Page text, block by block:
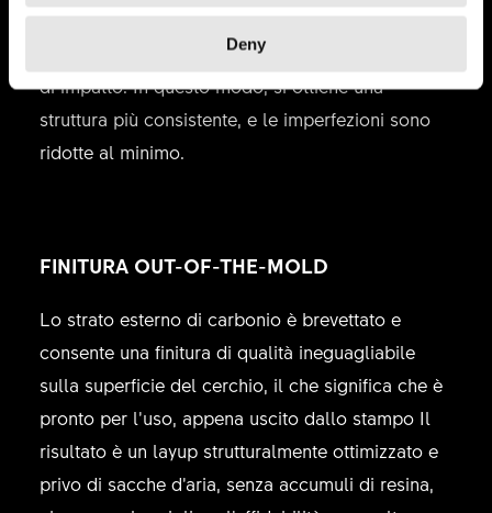
Deny
cui le fibre degli strati esterni non vengono
tagliate, mantenendo così fili continui nelle aree
di impatto. In questo modo, si ottiene una
struttura più consistente, e le imperfezioni sono
ridotte al minimo.
FINITURA OUT-OF-THE-MOLD
Lo strato esterno di carbonio è brevettato e
consente una finitura di qualità ineguagliabile
sulla superficie del cerchio, il che significa che è
pronto per l’uso, appena uscito dallo stampo Il
risultato è un layup strutturalmente ottimizzato e
privo di sacche d’aria, senza accumuli di resina,